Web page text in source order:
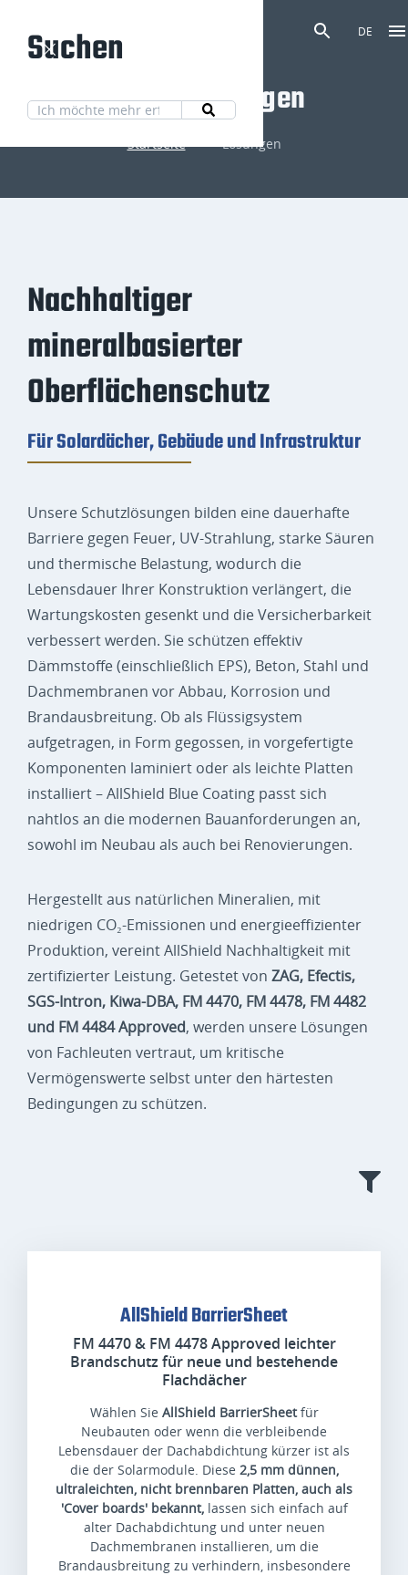
DE
Suchen
Unsere Lösungen
Startseite Lösungen
Nachhaltiger
mineralbasierter
Oberflächenschutz
Für Solardächer, Gebäude und Infrastruktur
Unsere Schutzlösungen bilden eine dauerhafte
Barriere gegen Feuer, UV-Strahlung, starke Säuren
und thermische Belastung, wodurch die
Lebensdauer Ihrer Konstruktion verlängert, die
Wartungskosten gesenkt und die Versicherbarkeit
verbessert werden. Sie schützen effektiv
Dämmstoffe (einschließlich EPS), Beton, Stahl und
Dachmembranen vor Abbau, Korrosion und
Brandausbreitung. Ob als Flüssigsystem
aufgetragen, in Form gegossen, in vorgefertigte
Komponenten laminiert oder als leichte Platten
installiert – AllShield Blue Coating passt sich
nahtlos an die modernen Bauanforderungen an,
sowohl im Neubau als auch bei Renovierungen.
Hergestellt aus natürlichen Mineralien, mit
niedrigen CO₂-Emissionen und energieeffizienter
Produktion, vereint AllShield Nachhaltigkeit mit
zertifizierter Leistung. Getestet von ZAG, Efectis,
SGS-Intron, Kiwa-DBA, FM 4470, FM 4478, FM 4482
und FM 4484 Approved, werden unsere Lösungen
von Fachleuten vertraut, um kritische
Vermögenswerte selbst unter den härtesten
Bedingungen zu schützen.
AllShield BarrierSheet
FM 4470 & FM 4478 Approved leichter
Brandschutz für neue und bestehende
Flachdächer
Wählen Sie AllShield BarrierSheetfür
Neubauten oder wenn die verbleibende
Lebensdauer der Dachabdichtung kürzer ist als
die der Solarmodule. Diese 2,5 mm dünnen,
ultraleichten, nicht brennbaren Platten, auch als
'Cover boards' bekannt,lassen sich einfach auf
alter Dachabdichtung und unter neuen
Dachmembranen installieren, um die
Brandausbreitung zu verhindern, insbesondere